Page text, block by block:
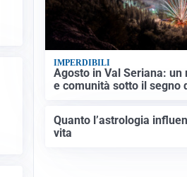
IMPERDIBILI
Agosto in Val Seriana:
e comunità sotto il segno
Quanto l’astrologia
vita